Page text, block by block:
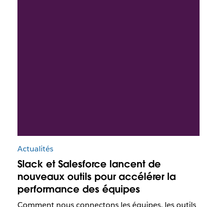
Actualités
Slack et Salesforce lancent de
nouveaux outils pour accélérer la
performance des équipes